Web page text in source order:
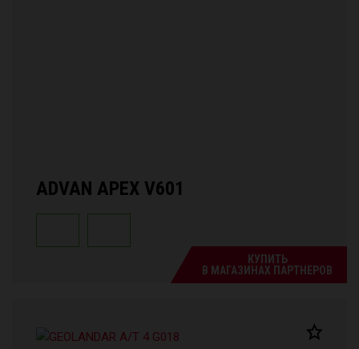
ADVAN APEX V601
КУПИТЬ
В МАГАЗИНАХ ПАРТНЕРОВ